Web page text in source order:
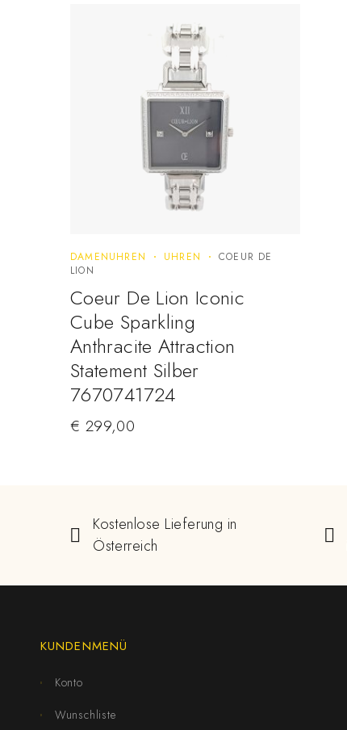
DAMENUHREN UHREN
COEUR DE
LION
Coeur De Lion Iconic
Cube Sparkling
Anthracite Attraction
Statement Silber
7670741724
€ 299,00
Kostenlose Lieferung in
Österreich
KUNDENMENÜ
Konto
Wunschliste